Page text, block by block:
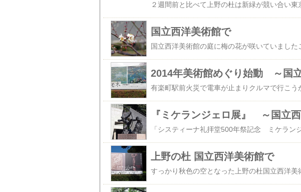
国立西洋美術館で
2014年美術館めぐり始動 ～国
『ミケランジェロ展』 ～国立
上野の杜 国立西洋美術館で